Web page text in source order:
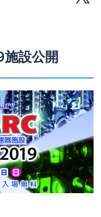
設公開